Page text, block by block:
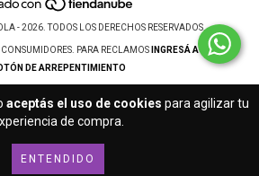
aceptás el uso de cookies para agilizar tu
de compra.
ENTENDIDO
- 2026. TODOS LOS DERECHOS RESERVADOS.
CONSUMIDORES. PARA RECLAMOS
INGRESÁ ACÁ.
DE ARREPENTIMIENTO